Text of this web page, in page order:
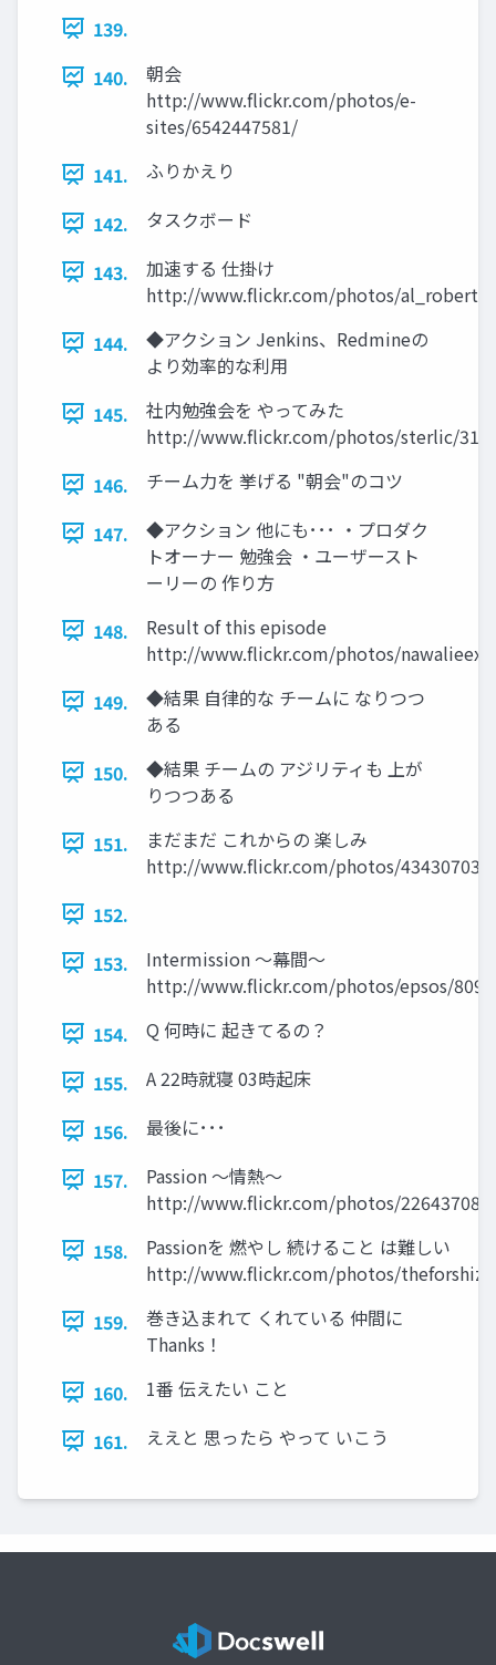
139.
140.
朝会
http://www.flickr.com/photos/e-
sites/6542447581/
141.
ふりかえり
142.
タスクボード
143.
加速する 仕掛け
http://www.flickr.com/photos/
144.
◆アクション Jenkins、Redmineの
より効率的な利用
145.
社内勉強会を やってみた
http://www.flickr.com/photos/sterlic/
146.
チーム力を 挙げる "朝会"のコツ
147.
◆アクション 他にも･･･ ・プロダク
トオーナー 勉強会 ・ユーザースト
ーリーの 作り方
148.
Result of this episode
http://www.flickr.com/photos/
149.
◆結果 自律的な チームに なりつつ
ある
150.
◆結果 チームの アジリティも 上が
りつつある
151.
まだまだ これからの 楽しみ
http://www.flickr.com/photos/
152.
153.
Intermission ～幕間～
http://www.flickr.com/photos/epsos/
154.
Q 何時に 起きてるの？
155.
A 22時就寝 03時起床
156.
最後に･･･
157.
Passion ～情熱～
http://www.flickr.com/photos/
158.
Passionを 燃やし 続けること は難しい
http://www.flickr.com/photos/
159.
巻き込まれて くれている 仲間に
Thanks！
160.
1番 伝えたい こと
161.
ええと 思ったら やって いこう